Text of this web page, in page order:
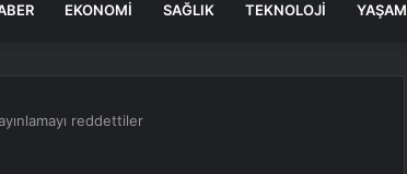
EKONOMI SAĞLIK TEKNOLOJI YAŞAM
reddettiler